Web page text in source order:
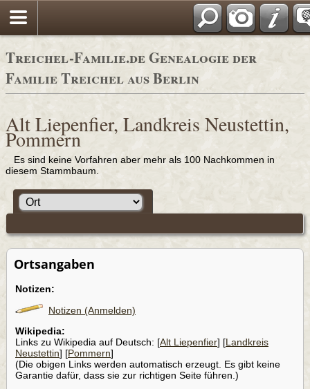
Adressbücher
Treichel-Familie.de Genealogie der
Familie Treichel aus Berlin
Alt Liepenfier, Landkreis Neustettin,
Pommern
Es sind keine Vorfahren aber mehr als 100 Nachkommen in
diesem Stammbaum.
Ortsangaben
Notizen:
Notizen (Anmelden)
Wikipedia:
Links zu Wikipedia auf Deutsch: [Alt Liepenfier] [Landkreis
Neustettin] [Pommern]
(Die obigen Links werden automatisch erzeugt. Es gibt keine
Garantie dafür, dass sie zur richtigen Seite führen.)